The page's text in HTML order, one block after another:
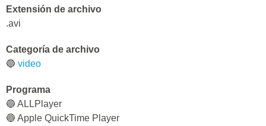
Extensión de archivo
.avi
Categoría de archivo
🔵 video
Programa
🔵 ALLPlayer
🔵 Apple QuickTime Player